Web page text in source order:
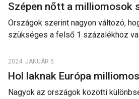
Szépen nőtt a milliomosok
Országok szerint nagyon változó,
szükséges a felső 1 százalékhoz
2024. JANUÁR 5.
Hol laknak Európa
Nagyok az országok közötti